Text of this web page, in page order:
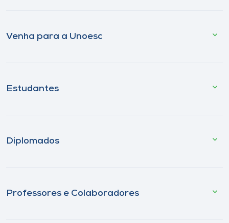
Venha para a Unoesc
Estudantes
Diplomados
Professores e Colaboradores